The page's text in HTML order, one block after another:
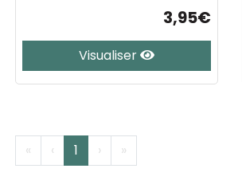
3,95€
Visualiser
« ‹ 1 › »